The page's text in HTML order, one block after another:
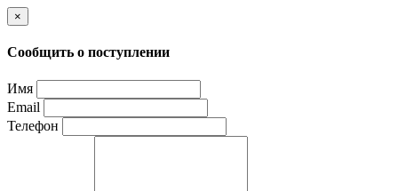
×
Сообщить о поступлении
Имя
Email
Телефон